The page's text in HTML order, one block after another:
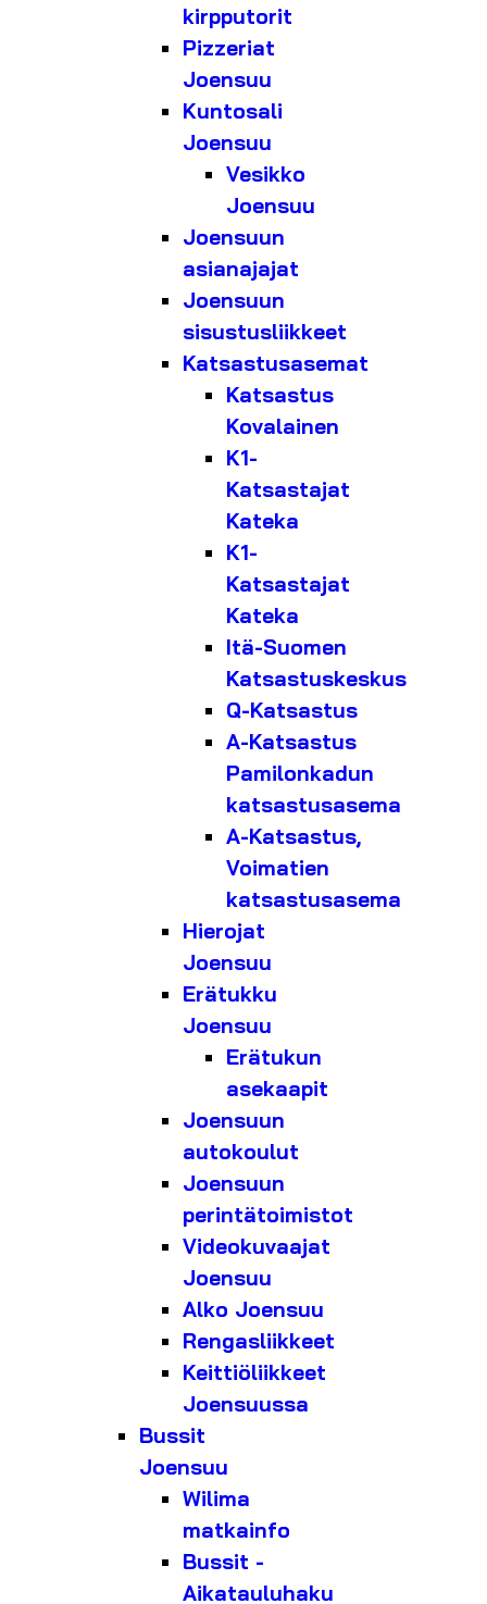
kirpputorit
Pizzeriat
Joensuu
Kuntosali
Joensuu
Vesikko
Joensuu
Joensuun
asianajajat
Joensuun
sisustusliikkeet
Katsastusasemat
Katsastus
Kovalainen
K1-
Katsastajat
Kateka
K1-
Katsastajat
Kateka
Itä-Suomen
Katsastuskeskus
Q-Katsastus
A-Katsastus
Pamilonkadun
katsastusasema
A-Katsastus,
Voimatien
katsastusasema
Hierojat
Joensuu
Erätukku
Joensuu
Erätukun
asekaapit
Joensuun
autokoulut
Joensuun
perintätoimistot
Videokuvaajat
Joensuu
Alko Joensuu
Rengasliikkeet
Keittiöliikkeet
Joensuussa
Bussit
Joensuu
Wilima
matkainfo
Bussit -
Aikatauluhaku